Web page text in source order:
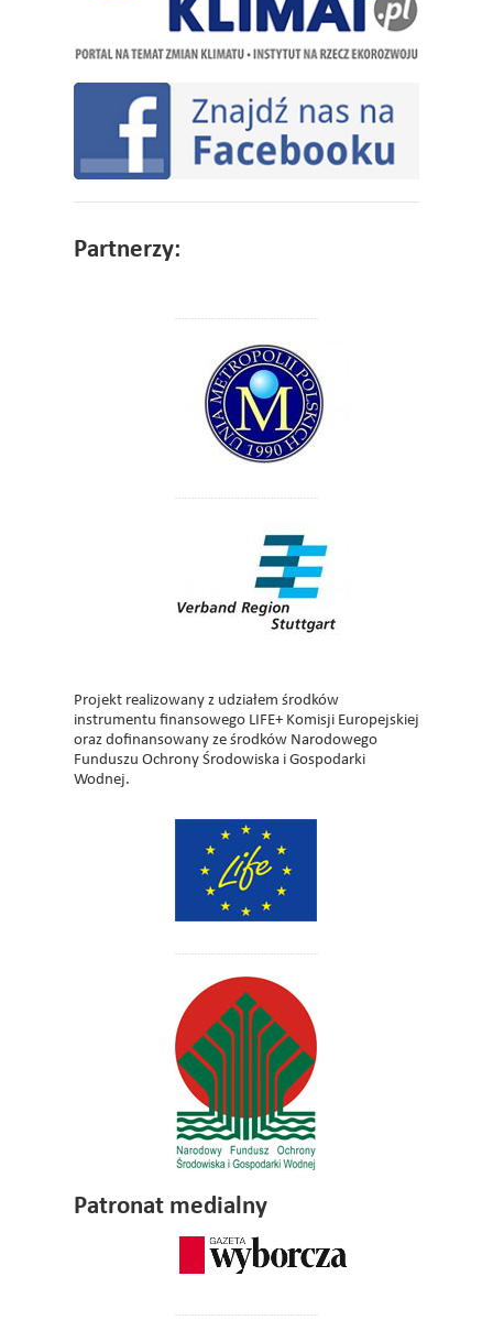
Partnerzy:
Projekt realizowany z udziałem środków
instrumentu finansowego LIFE+ Komisji Europejskiej
oraz dofinansowany ze środków Narodowego
Funduszu Ochrony Środowiska i Gospodarki
Wodnej.
Patronat medialny